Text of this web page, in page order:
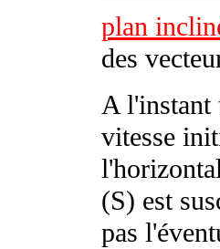
plan
des
A l'instant
vitesse
(S) est
pas